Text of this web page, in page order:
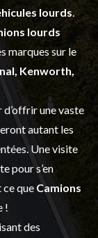
lourds
lourds
marques sur le
Kenworth,
d’offrir une vaste
autant les
Une visite
pour s’en
ce que Camions
!
des